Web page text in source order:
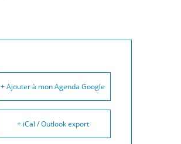
+ Ajouter à mon Agenda Google
+ iCal / Outlook export